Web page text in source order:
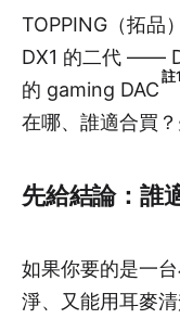
TOPPING（拓品
DX1 的二代 ——
的 gaming DAC
註1
在哪、誰適合買？
先給結論：誰
如果你要的是一台
淨、又能用耳麥